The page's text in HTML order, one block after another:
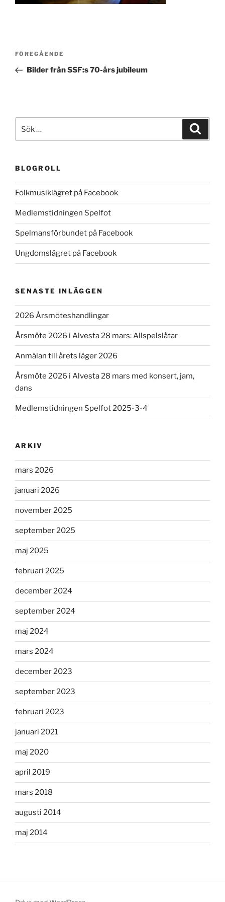
Inläggsnavigering
Föregående
inlägg
FÖREGÅENDE
Bilder från SSF:s 70-års jubileum
efter:
BLOGROLL
Folkmusiklägret på Facebook
Medlemstidningen Spelfot
Spelmansförbundet på Facebook
Ungdomslägret på Facebook
SENASTE INLÄGGEN
2026 Årsmöteshandlingar
Årsmöte 2026 i Alvesta 28 mars: Allspelslåtar
Anmälan till årets läger 2026
Årsmöte 2026 i Alvesta 28 mars med konsert, jam,
dans
Medlemstidningen Spelfot 2025-3-4
ARKIV
mars 2026
januari 2026
november 2025
september 2025
maj 2025
februari 2025
december 2024
september 2024
maj 2024
mars 2024
december 2023
september 2023
februari 2023
januari 2021
maj 2020
april 2019
mars 2018
augusti 2014
maj 2014